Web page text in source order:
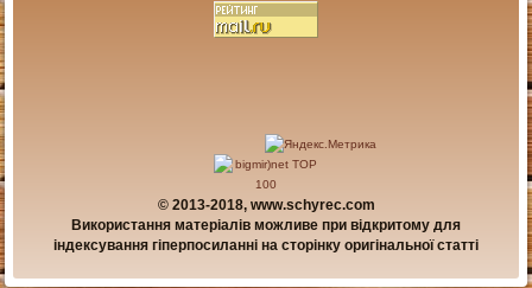
© 2013-2018, www.schyrec.com
Використання матеріалів можливе при відкритому для
індексування гіперпосиланні на сторінку оригінальної статті